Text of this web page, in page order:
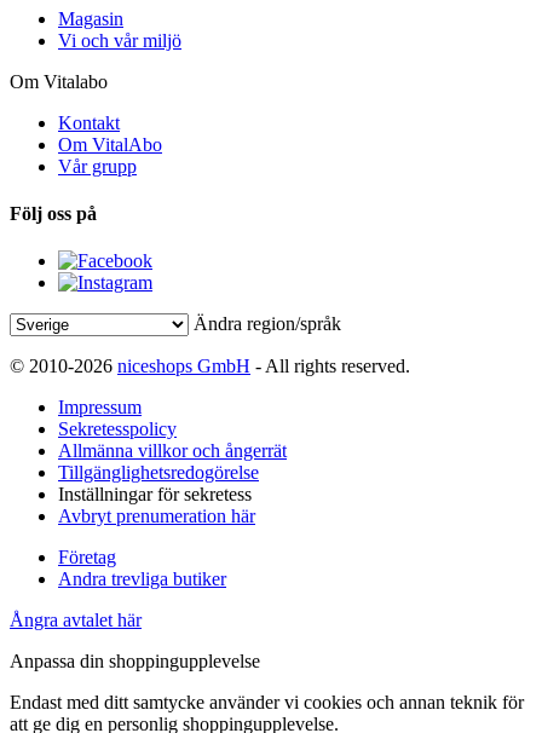
Magasin
Vi och vår miljö
Om Vitalabo
Kontakt
Om VitalAbo
Vår grupp
Följ oss på
Ändra region/språk
© 2010-2026 niceshops GmbH - All rights reserved.
Impressum
Sekretesspolicy
Allmänna villkor och ångerrät
Tillgänglighetsredogörelse
Inställningar för sekretess
Avbryt prenumeration här
Företag
Andra trevliga butiker
Ångra avtalet här
Anpassa din shoppingupplevelse
Endast med ditt samtycke använder vi cookies och annan teknik för
att ge dig en personlig shoppingupplevelse.